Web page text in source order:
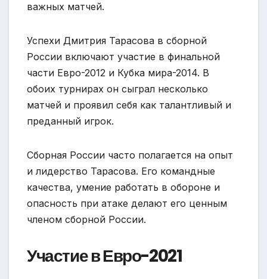
важных матчей.
Успехи Дмитрия Тарасова в сборной
России включают участие в финальной
части Евро-2012 и Кубка мира-2014. В
обоих турнирах он сыграл несколько
матчей и проявил себя как талантливый и
преданный игрок.
Сборная России часто полагается на опыт
и лидерство Тарасова. Его командные
качества, умение работать в обороне и
опасность при атаке делают его ценным
членом сборной России.
Участие в Евро-2021